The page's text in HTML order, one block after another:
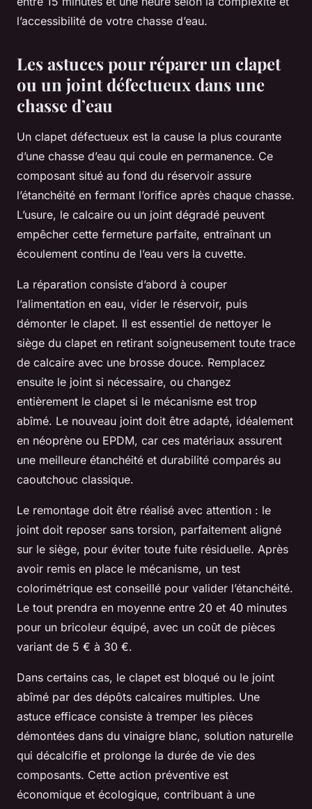
l’accessibilité de votre chasse d’eau.
Les astuces pour réparer un clapet
ou un joint défectueux dans une
chasse d’eau
Un clapet défectueux est la cause la plus courante
d’une chasse d’eau qui coule en permanence. Ce
composant situé au fond du réservoir assure
l’étanchéité en fermant l’orifice après chaque chasse.
L’usure, le calcaire ou un joint dégradé peuvent
empêcher cette fermeture parfaite, entraînant un
écoulement continu de l’eau vers la cuvette.
La réparation consiste d’abord à couper
l’alimentation en eau, vider le réservoir, puis
démonter le clapet. Il est essentiel de nettoyer le
siège du clapet en retirant soigneusement toute trace
de calcaire avec une brosse douce. Remplacez
ensuite le joint si nécessaire, ou changez
entièrement le clapet si le mécanisme est trop
abîmé. Le nouveau joint doit être adapté, idéalement
en néoprène ou EPDM, car ces matériaux assurent
une meilleure étanchéité et durabilité comparés au
caoutchouc classique.
Le remontage doit être réalisé avec attention : le
joint doit reposer sans torsion, parfaitement aligné
sur le siège, pour éviter toute fuite résiduelle. Après
avoir remis en place le mécanisme, un test
colorimétrique est conseillé pour valider l’étanchéité.
Le tout prendra en moyenne entre 20 et 40 minutes
pour un bricoleur équipé, avec un coût de pièces
variant de 5 € à 30 €.
Dans certains cas, le clapet est bloqué ou le joint
abîmé par des dépôts calcaires multiples. Une
astuce efficace consiste à tremper les pièces
démontées dans du vinaigre blanc, solution naturelle
qui décalcifie et prolonge la durée de vie des
composants. Cette action préventive est
économique et écologique, contribuant à une